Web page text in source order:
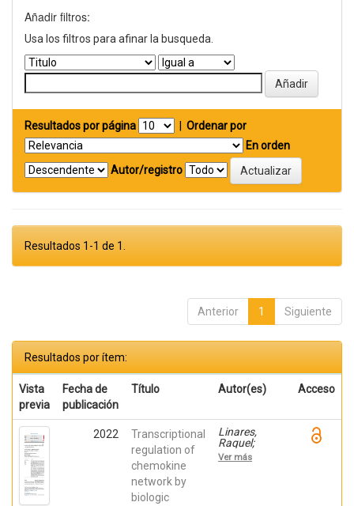
Añadir filtros:
Usa los filtros para afinar la busqueda.
Resultados por página
Ordenar por
En orden
Autor/registro
Resultados 1-1 de 1.
Anterior 1 Siguiente
Resultados por ítem:
Vista
previa
Fecha de
publicación
Título Autor(es) Acceso
2022
Transcriptional
regulation of
chemokine
network by
biologic
Linares,
Raquel;
Gutiérrez,
Ana;
Ver más